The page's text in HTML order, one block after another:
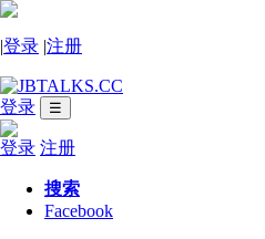
|登录 |注册
登录 ☰
登录 注册
搜索
Facebook